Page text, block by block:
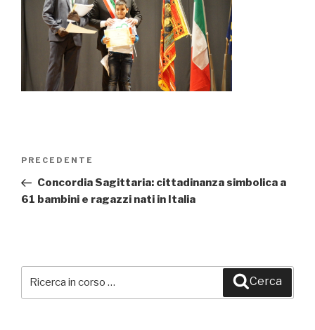
Navigazione
Articolo
precedente:
PRECEDENTE
Concordia Sagittaria: cittadinanza simbolica a
61 bambini e ragazzi nati in Italia
Cerca